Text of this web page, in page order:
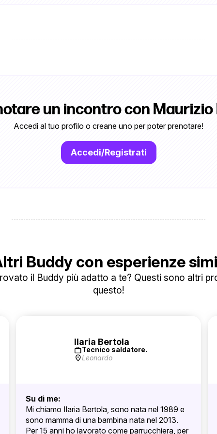
un incontro con
Accedi al tuo profilo o creane uno per poter prenotare!
Accedi/Registrati
Buddy con esperienze
il Buddy più adatto a te? Questi sono altri
questo!
Ilaria Bertola
workTecnico saldatore.
location_onLeonardo
Su di me:
Mi chiamo Ilaria Bertola, sono nata nel 1989 e
sono mamma di una bambina nata nel 2013.
Per 15 anni ho lavorato come parrucchiera, per